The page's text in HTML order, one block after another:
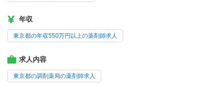
年収
東京都の年収550万円以上の薬剤師求人
求人内容
東京都の調剤薬局の薬剤師求人